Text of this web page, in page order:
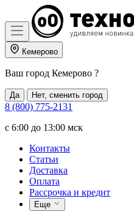
Кемерово
Ваш город Кемерово ?
Да Нет, сменить город
8 (800) 775-2131
c 6:00 до 13:00 мск
Контакты
Статьи
Доставка
Оплата
Рассрочка и кредит
Еще